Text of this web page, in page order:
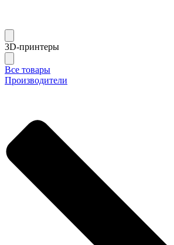
3D-принтеры
Все товары
Производители